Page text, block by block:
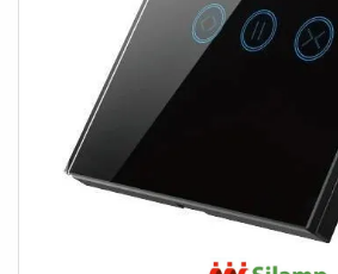
local. Design élégant: finition
encastrée. Installation encastrée :
art.500 (pour art.500 prévoir fixation
mur). Plaque de plâtre, sur boîtes